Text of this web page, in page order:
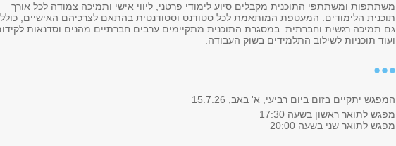
משתתפות ומשתתפי התוכנית מקבלים סיוע לימודי פרטני, ליווי אישי ותמיכה צמודה לכל אורך
תוכנית הלימודים. המעטפת המותאמת לכל סטודנט וסטודנטית בהתאם לצרכיהם האישיים,
גם תמיכה רגשית וחברתית. במסגרת התוכנית מתקיימים ערבים חברתיים מהנים וסדנאות
ועוד תוכניות לשילוב התלמידים בשוק העבודה.
המפגש יתקיים בזום ביום רביעי, א' באב, 15.7.26
מפגש לתואר ראשון בשעה 17:30
מפגש לתואר שני בשעה 20:00